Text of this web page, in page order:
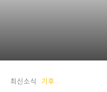
최신소식 기후